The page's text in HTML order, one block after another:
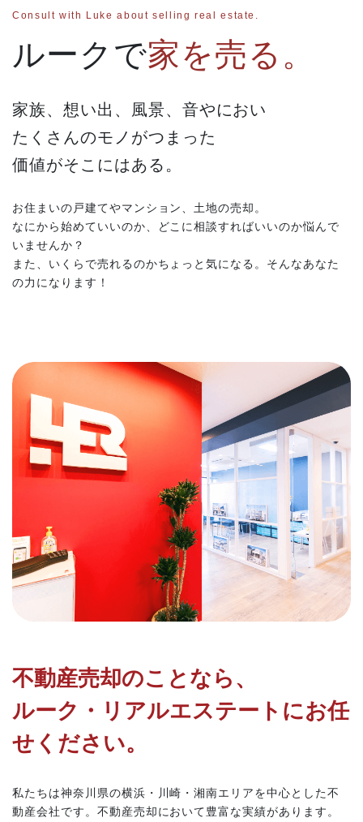
Consult with Luke about selling real estate.
ルークで家を売る。
家族、想い出、風景、音やにおい
たくさんのモノがつまった
価値がそこにはある。
お住まいの戸建てやマンション、土地の売却。
なにから始めていいのか、どこに相談すればいいのか悩んで
いませんか？
また、いくらで売れるのかちょっと気になる。そんなあなた
の力になります！
不動産売却のことなら、
ルーク・リアルエステートにお任
せください。
私たちは神奈川県の横浜・川崎・湘南エリアを中心とした不
動産会社です。不動産売却において豊富な実績があります。